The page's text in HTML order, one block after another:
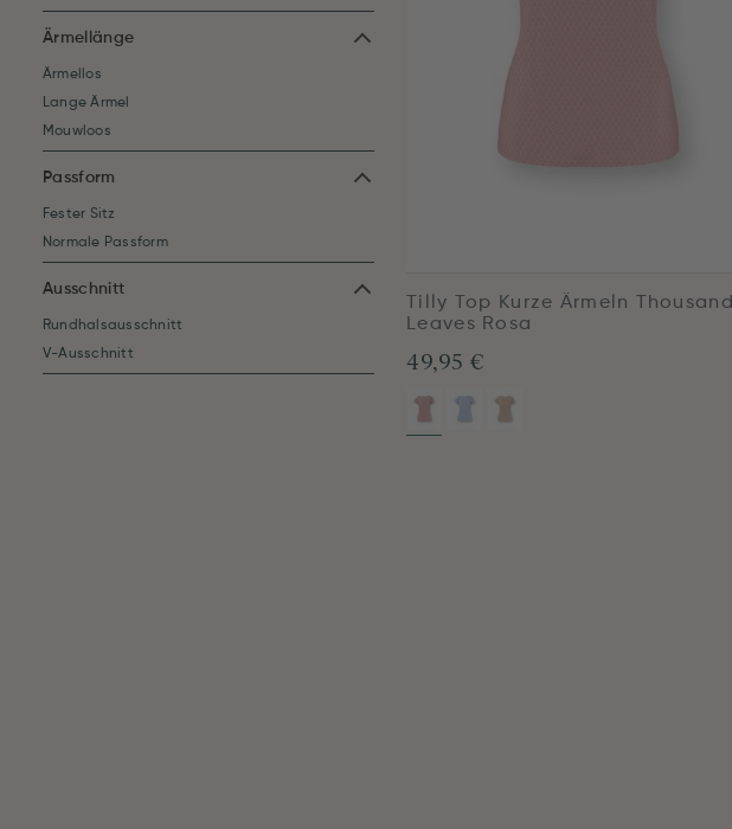
Ärmellänge
Ärmellos
Lange Ärmel
Mouwloos
Passform
Fester Sitz
Normale Passform
Ausschnitt
Rundhalsausschnitt
V-Ausschnitt
Tilly Top Kurze Ärmeln Thousand
Leaves Rosa
49,95 €